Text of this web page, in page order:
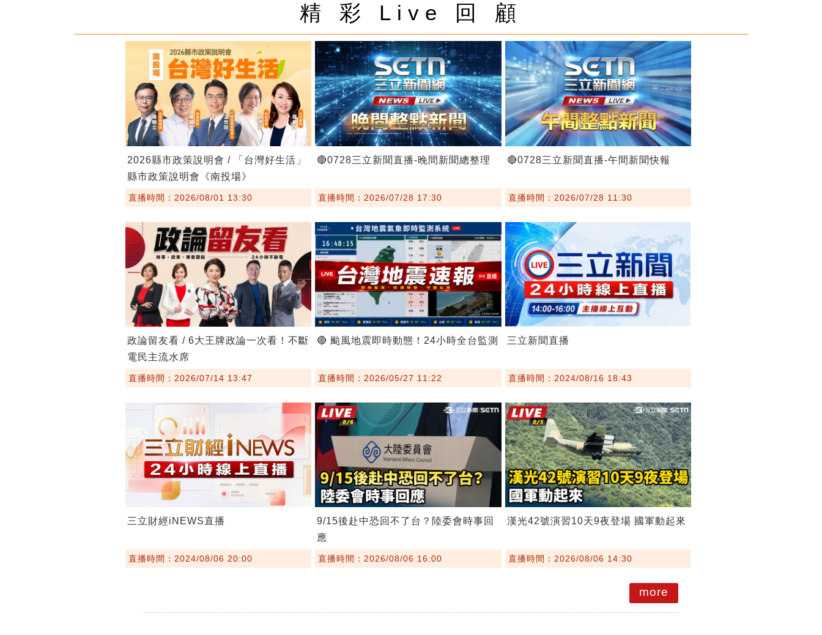
精 彩 Live 回 顧
2026縣市政策說明會 / 「台灣好生活」
縣市政策說明會《南投場》
直播時間：2026/08/01 13:30
🔴0728三立新聞直播-晚間新聞總整理
直播時間：2026/07/28 17:30
🔴0728三立新聞直播-午間新聞快報
直播時間：2026/07/28 11:30
政論留友看 / 6大王牌政論一次看！不斷
電民主流水席
直播時間：2026/07/14 13:47
🔴 颱風地震即時動態！24小時全台監測
直播時間：2026/05/27 11:22
三立新聞直播
直播時間：2024/08/16 18:43
三立財經iNEWS直播
直播時間：2024/08/06 20:00
9/15後赴中恐回不了台？陸委會時事回
應
直播時間：2026/08/06 16:00
漢光42號演習10天9夜登場 國軍動起來
直播時間：2026/08/06 14:30
more